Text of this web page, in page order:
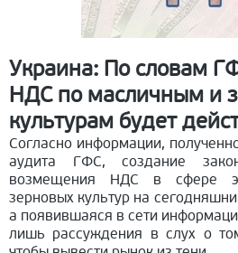
Украина: По словам
НДС по масличным и
культурам будет
Согласно информации,
аудита ГФС, создание
возмещения НДС в сфере
зерновых культур на
а появившаяся в сети
лишь рассуждения в слух о